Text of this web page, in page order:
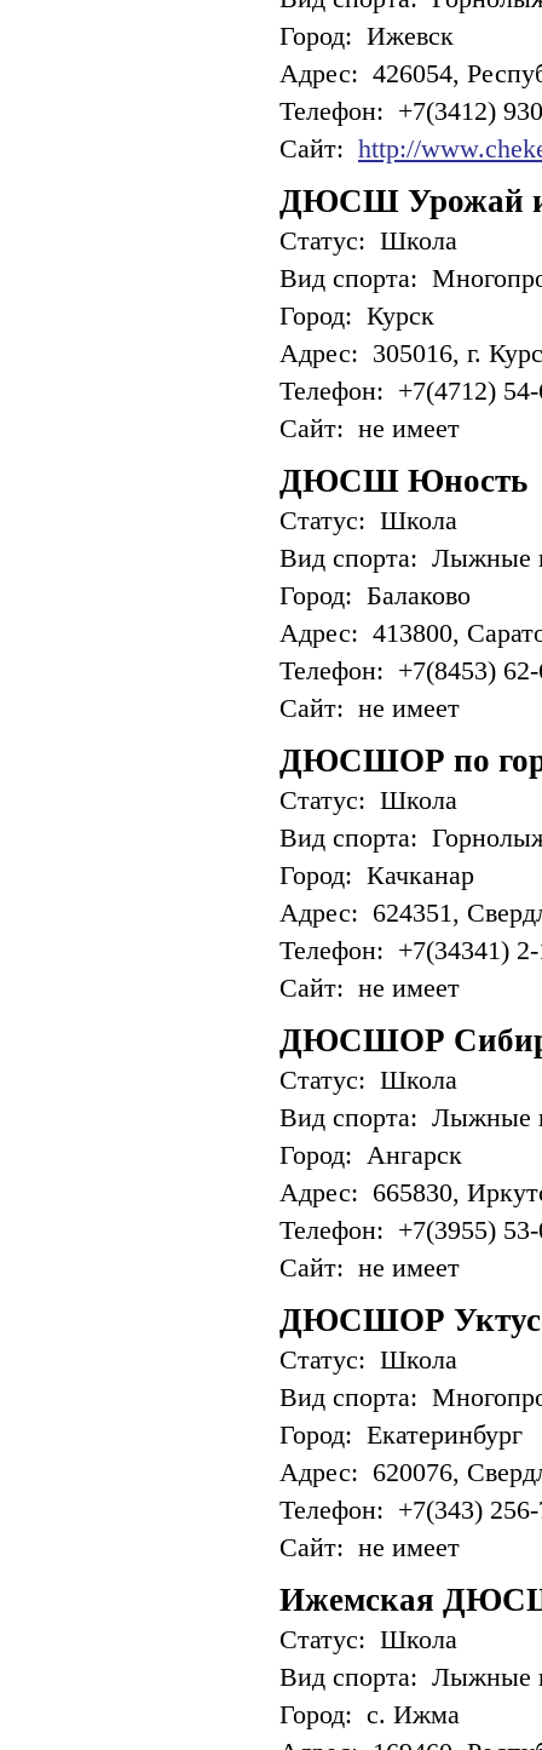
Город: Ижевск
Адрес: 426054,
Телефон: +7(3412)
Сайт: http://
ДЮСШ Урожай
Статус: Школа
Вид спорта:
Город: Курск
Адрес: 305016, г.
Телефон: +7(4712)
Сайт: не имеет
ДЮСШ Юность
Статус: Школа
Вид спорта: Лыжные
Город: Балаково
Адрес: 413800,
Телефон: +7(8453)
Сайт: не имеет
ДЮСШОР по
Статус: Школа
Вид спорта:
Город: Качканар
Адрес: 624351,
Телефон: +7(34341) 2-
Сайт: не имеет
ДЮСШОР
Статус: Школа
Вид спорта: Лыжные
Город: Ангарск
Адрес: 665830,
Телефон: +7(3955)
Сайт: не имеет
ДЮСШОР
Статус: Школа
Вид спорта:
Город: Екатеринбург
Адрес: 620076,
Телефон: +7(343)
Сайт: не имеет
Ижемская
Статус: Школа
Вид спорта: Лыжные
Город: с. Ижма